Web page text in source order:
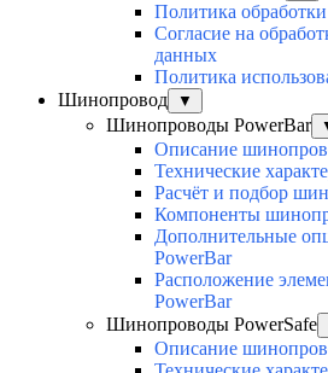
Политика
Согласие на
данных
Политика
Шинопровод
▼
Шинопроводы PowerBar
Описание
Технические
Расчёт и подбор
Компоненты
Дополнительные
PowerBar
Расположение
PowerBar
Шинопроводы PowerSafe
Описание